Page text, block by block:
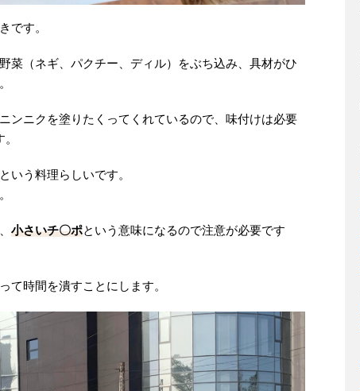
です。
菜（ネギ、パクチー、ディル）をぶち込み、具材がひ
ンニクを塗りたくってくれているので、味付けは必要
という料理らしいです。
小さいチ〇ポという意味になるので注意が必要です
て時間を潰すことにします。